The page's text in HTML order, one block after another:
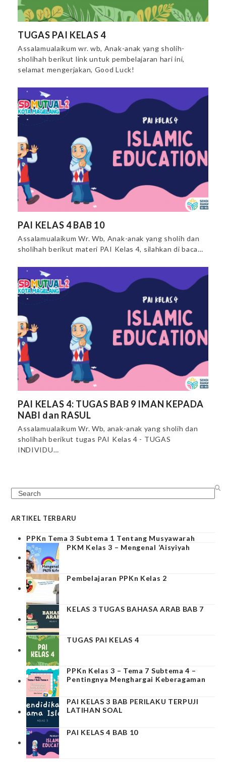
TUGAS PAI KELAS 4
Assalamualaikum wr. wb, Anak-anak yang sholih-
sholihah berikut link untuk pembelajaran hari ini,
selamat mengerjakan, Good Luck!
PAI KELAS 4 BAB 10
Assalamualaikum Wr. Wb, Anak-anak yang sholih dan
sholihah berikut materi PAI Kelas 4, silahkan di baca…
PAI KELAS 4: TUGAS BAB 9 IMAN KEPADA
NABI dan RASUL
Assalamualaikum Wr. Wb, anak-anak yang sholih dan
sholihah berikut tugas PAI Kelas 4 - TUGAS
INDIVIDU…
Search
ARTIKEL TERBARU
PPKn Tema 3 Subtema 1 Tentang Musyawarah
PKM Kelas 3 – Mengenal ‘Aisyiyah
Pembelajaran PPKn Kelas 2
KELAS 3 TUGAS BAHASA ARAB BAB 7
TUGAS PAI KELAS 4
PPKn Kelas 3 – Tema 7 Subtema 4 –
Pentingnya Menghargai Keberagaman
PAI KELAS 3 BAB PERILAKU TERPUJI
LATIHAN SOAL
PAI KELAS 4 BAB 10